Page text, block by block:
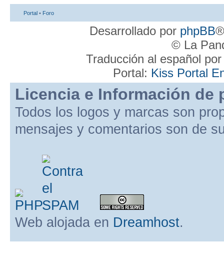
Portal • Foro
Desarrollado por phpBB
© La
Traducción al español
Portal: Kiss Portal
Licencia e Información de
Todos los logos y marcas son
mensajes y comentarios son de
Web alojada en Dreamhost.